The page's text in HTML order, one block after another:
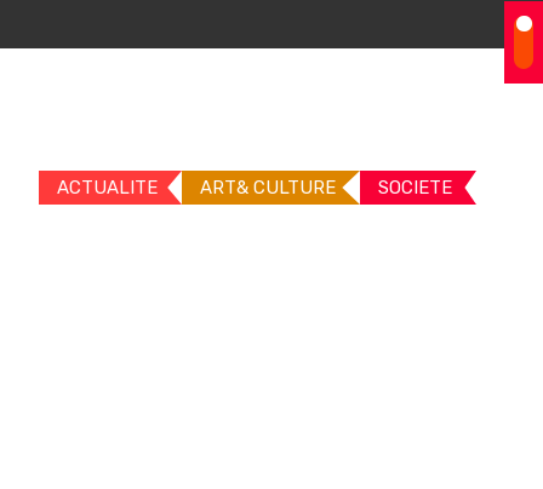
ACTUALITE ART& CULTURE SOCIETE